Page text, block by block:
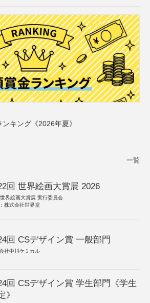
キング《2026年夏》
一覧
回 世界絵画大賞展 2026
世界絵画大賞展 実行委員会
株式会社世界堂
回 CSデザイン賞 一般部門
社中川ケミカル
回 CSデザイン賞 学生部門《学生
》